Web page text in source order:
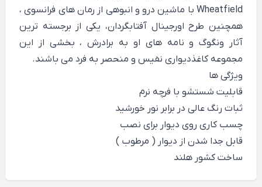
Wheatfield با ماشین درو و انبوهی از رمان های فرانسوی ،
همچنین طرح اورجینال آفتابگردان، یکی از برجسته ترین
آثار ونگوگ و نامه های او به برادرش ، بخشی از این
مجموعه کاغذدیواری نفیس و منحصر به فرد می باشند.
ویژگی ها
قابلیت شستشو با فرچه نرم
ثبات رنگ عالی در برابر نور خورشید
چسب کاری روی دیوار برای نصب
قابل جدا شدن از دیوار ( مرطوب )
ساخت کشور هلند